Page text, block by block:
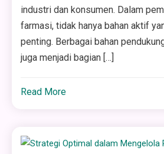
industri dan konsumen. Dalam
farmasi, tidak hanya bahan aktif
penting. Berbagai bahan
juga menjadi bagian […]
Read More